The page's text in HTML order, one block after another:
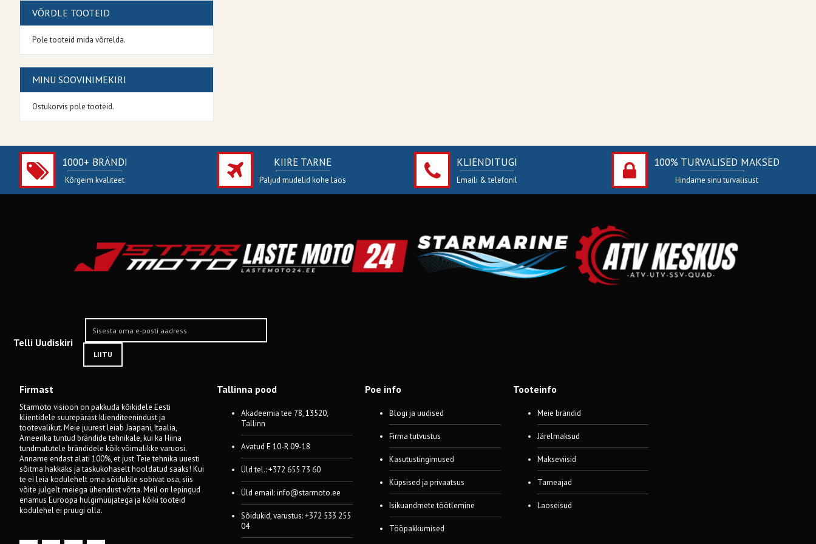
VÕRDLE TOOTEID
Pole tooteid mida võrrelda.
MINU SOOVINIMEKIRI
Ostukorvis pole tooteid.
1000+ BRÄNDI
Kõrgeim kvaliteet
KIIRE TARNE
Paljud mudelid kohe laos
KLIENDITUGI
Emaili & telefonil
100% TURVALISED MAKSED
Hindame sinu turvalisust
Telli Uudiskiri
LIITU
Firmast
Starmoto visioon on pakkuda kõikidele Eesti
klientidele suurepärast klienditeenindust ja
tootevalikut. Meie juurest leiab Jaapani, Itaalia,
Ameerika tuntud brändide tehnikale, kui ka Hiina
tundmatutele brändidele kõik võimalikke varuosi.
Anname endast alati 100%, et just Teie tehnika uuesti
sõitma hakkaks ja taskukohaselt hooldatud saaks! Kui
te ei leia kodulehelt oma sõidukile sobivat osa, siis
võite julgelt meiega ühendust võtta. Meil on lepingud
enamus Euroopa hulgimüüjatega ja kõiki tooteid
kodulehel ei pruugi olla.
Tallinna pood
Akadeemia tee 78, 13520,
Tallinn
Avatud E 10-R 09-18
Üld tel.: +372 655 73 60
Üld email:info@starmoto.ee
Sõidukid, varustus: +372 533 255
04
Poe info
Blogi ja uudised
Firma tutvustus
Kasutustingimused
Küpsised ja privaatsus
Isikuandmete töötlemine
Tööpakkumised
Tooteinfo
Meie brändid
Järelmaksud
Makseviisid
Tarneajad
Laoseisud